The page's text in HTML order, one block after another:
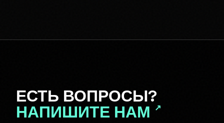
ЕСТЬ ВОПРОСЫ?
НАПИШИТЕ НАМ ↗